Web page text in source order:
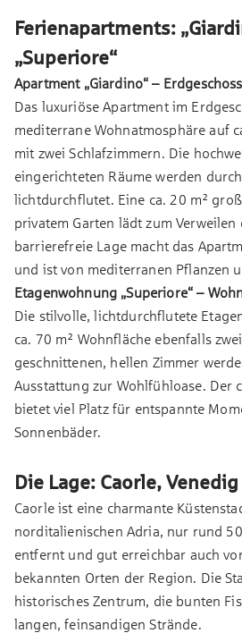
Ferienapartments:
„Superiore“
Apartment „Giardino“ –
Das luxuriöse Apartment im
mediterrane Wohnatmosphäre auf
mit zwei Schlafzimmern. Die
eingerichteten Räume werden
lichtdurchflutet. Eine ca. 20 m²
privatem Garten lädt zum
barrierefreie Lage macht das
und ist von mediterranen Pflanzen
Etagenwohnung „Superiore“ –
Die stilvolle, lichtdurchflutete
ca. 70 m² Wohnfläche ebenfalls
geschnittenen, hellen Zimmer
Ausstattung zur Wohlfühloase. Der
bietet viel Platz für entspannte
Sonnenbäder.
Die Lage: Caorle,
Caorle ist eine charmante
norditalienischen Adria, nur rund
entfernt und gut erreichbar auch
bekannten Orten der Region. Die
historisches Zentrum, die bunten
langen, feinsandigen Strände.